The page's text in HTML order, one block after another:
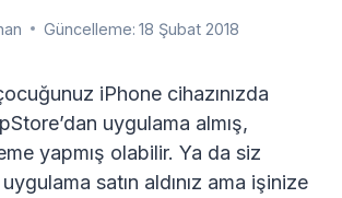
Güncelleme: 18 Şubat 2018
iPhone cihazınızda
uygulama almış,
yapmış olabilir. Ya da siz
satın aldınız ama işinize